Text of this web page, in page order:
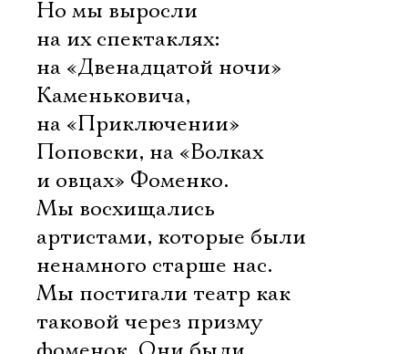
Но мы выросли
на их спектаклях:
на «Двенадцатой ночи»
Каменьковича,
на «Приключении»
Поповски, на «Волках
и овцах» Фоменко.
Мы восхищались
артистами, которые были
ненамного старше нас.
Мы постигали театр как
таковой через призму